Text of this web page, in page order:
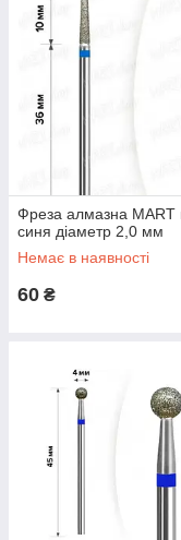
Фреза алмазна MART
синя діаметр 2,0 мм
Немає в наявності
60 ₴